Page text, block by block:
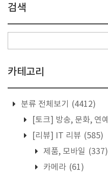
검색
카테고리
분류 전체보기
(4412)
[토크] 방송, 문화, 연예
[리뷰] IT 리뷰 (585)
제품, 모바일 (337)
카메라 (61)